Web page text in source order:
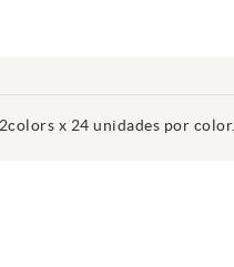
x 24 unidades por color.